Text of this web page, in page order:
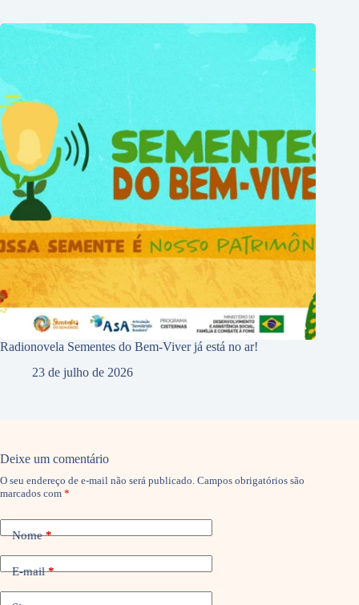
Radionovela Sementes do Bem-Viver já está no ar!
23 de julho de 2026
Deixe um comentário
O seu endereço de e-mail não será publicado. Campos obrigatórios são
marcados com *
Nome*
E-mail*